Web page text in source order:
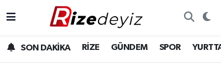
SON DAKİKA RİZE GÜNDEM SPOR
Gündem
Rize Hava Durumu